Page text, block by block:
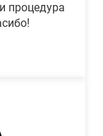
процедура